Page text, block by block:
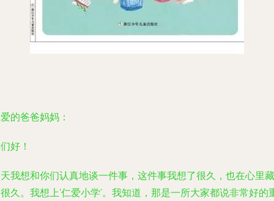
的爸爸妈妈：
好！
我想和你们认真地谈一件事，这件事我想了很久，也在心里藏
久。我想上‘仁爱小学’。我知道，那是一所大家都说非常好的